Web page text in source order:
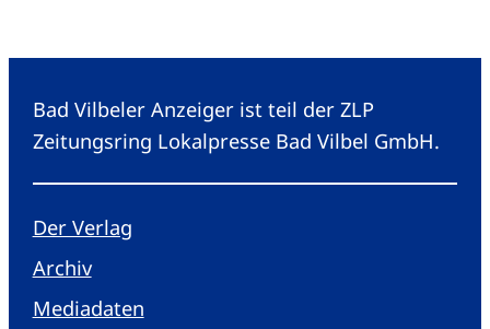
Bad Vilbeler Anzeiger ist teil der ZLP
Zeitungsring Lokalpresse Bad Vilbel GmbH.
Der Verlag
Archiv
Mediadaten